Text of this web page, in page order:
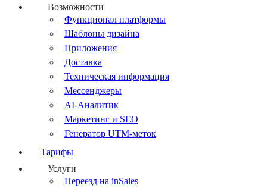
Возможности
Функционал платформы
Шаблоны дизайна
Приложения
Доставка
Техническая информация
Мессенджеры
AI-Аналитик
Маркетинг и SEO
Генератор UTM-меток
Тарифы
Услуги
Переезд на inSales